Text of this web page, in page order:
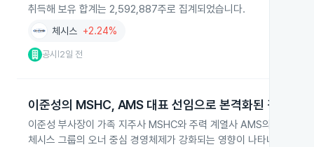
취득해 보유 합계는 2,592,887주로 집계되었습니다.
체시스 +2.24%
공시 2일 전
이준성의 MSHC, AMS 대표 선임으로 본격화된 경영승계
이준성 부사장이 가족 지주사 MSHC와 주력 계열사 AMS의 대표를
체시스 그룹의 오너 중심 경영체제가 강화되는 영향이 나타나고 있습